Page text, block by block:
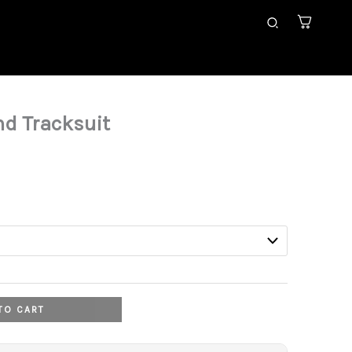
Search
Tracksuit
€.
CART